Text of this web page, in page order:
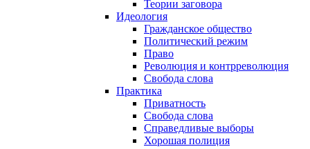
Теории заговора
Идеология
Гражданское общество
Политический режим
Право
Революция и контрреволюция
Свобода слова
Практика
Приватность
Свобода слова
Справедливые выборы
Хорошая полиция